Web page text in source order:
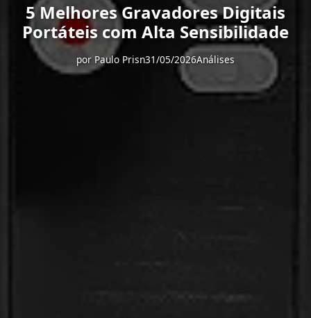
5 Melhores Gravadores Digitais
Portáteis com Alta Sensibilidade
por Paulo Prisn31/05/2026Análises